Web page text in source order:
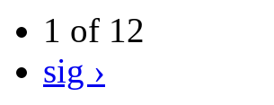
1 of 12
sig ›